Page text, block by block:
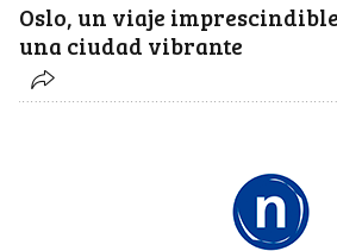
Oslo, un viaje
una ciudad vibrante